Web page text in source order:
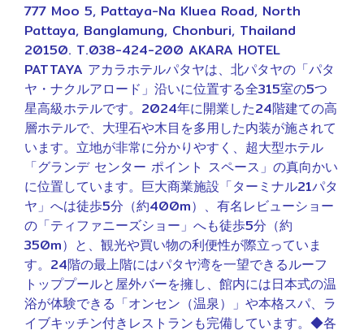
777 Moo 5, Pattaya-Na Kluea Road, North
Pattaya, Banglamung, Chonburi, Thailand
20150. T.038-424-200 AKARA HOTEL
PATTAYA アカラホテルパタヤは、北パタヤの「パタ
ヤ・ナクルアロード」沿いに位置する全315室の5つ
星高級ホテルです。2024年に開業した24階建ての高
層ホテルで、大理石や木目を多用した内装が施されて
います。立地が非常に分かりやすく、超大型ホテル
「グランデ センター ポイント スペース」の真向かい
に位置しています。巨大商業施設「ターミナル21パタ
ヤ」へは徒歩5分（約400m）、有名レビューショー
の「ティファニーズショー」へも徒歩5分（約
350m）と、観光や買い物の利便性が際立っていま
す。24階の最上階にはパタヤ湾を一望できるルーフ
トッププールと屋外バーを擁し、館内には日本式の温
浴が体験できる「オンセン（温泉）」や本格スパ、ラ
イブキッチン付きレストランも完備しています。◆各